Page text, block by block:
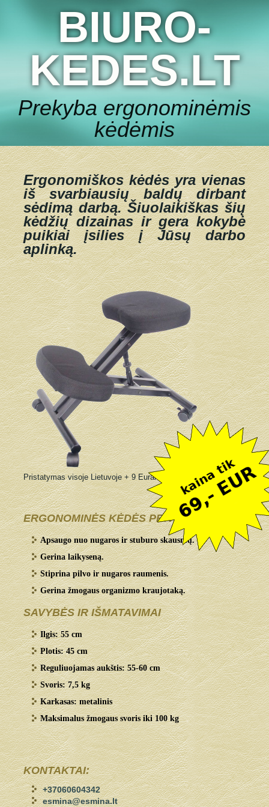
BIURO-
KEDES.LT
Prekyba ergonominėmis
kėdėmis
Ergonomiškos kėdės yra vienas
iš svarbiausių baldų dirbant
sėdimą darbą.Šiuolaikiškas šių
kėdžių dizainas ir gera kokybė
puikiai įsilies į Jūsų darbo
aplinką.
Pristatymas visoje Lietuvoje + 9 Eurai
ERGONOMINĖS KĖDĖS PRIVALUMAI:
Apsaugo nuo nugaros ir stuburo skausmų.
Gerina laikyseną.
Stiprina pilvo ir nugaros raumenis.
Gerina žmogaus organizmo kraujotaką.
SAVYBĖS IR IŠMATAVIMAI
Ilgis: 55 cm
Plotis: 45 cm
Reguliuojamas aukštis: 55-60 cm
Svoris: 7,5 kg
Karkasas: metalinis
Maksimalus žmogaus svoris iki 100 kg
KONTAKTAI:
+37060604342
esmina@esmina.lt